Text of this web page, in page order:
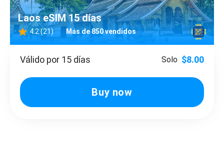
Laos eSIM 15 días
4.2 (21) Más de 850 vendidos
Válido por 15 días Solo $8.00
Buy now